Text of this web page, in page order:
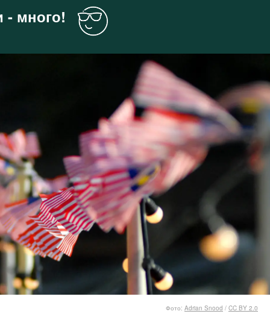
- много!
Фото: Adrian Snood / CC BY 2.0